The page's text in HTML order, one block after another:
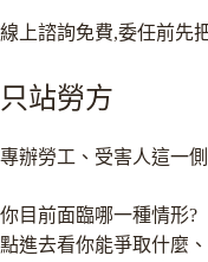
線上諮詢免費,委任前先
只站勞方
專辦勞工、受害人這一
你目前面臨哪一種情形?
點進去看你能爭取什麼